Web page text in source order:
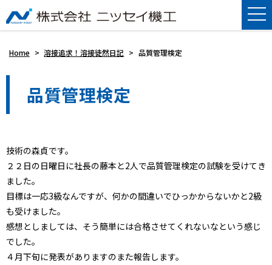
Home > 溶接追求！溶接徒然日記 > 品質管理検定
品質管理検定
技術の森貞です。
２２日の日曜日に社長の藤本と2人で品質管理検定の試験を受けてき
ました。
目標は一応3級なんですが、何かの間違いでひっかからないかと2級
も受けました。
感想としましては、そう簡単には合格させてくれないなという感じ
でした。
４月下旬に発表がありますのまた報告します。